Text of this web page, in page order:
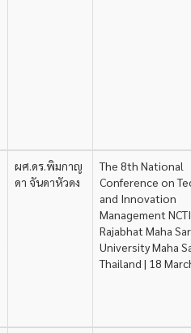
ผศ.ดร.พิมกาญ
ดา จันดาหัวดง
The 8th National
Conference on
and Innovation
Management
Rajabhat Maha
University Maha
Thailand | 18